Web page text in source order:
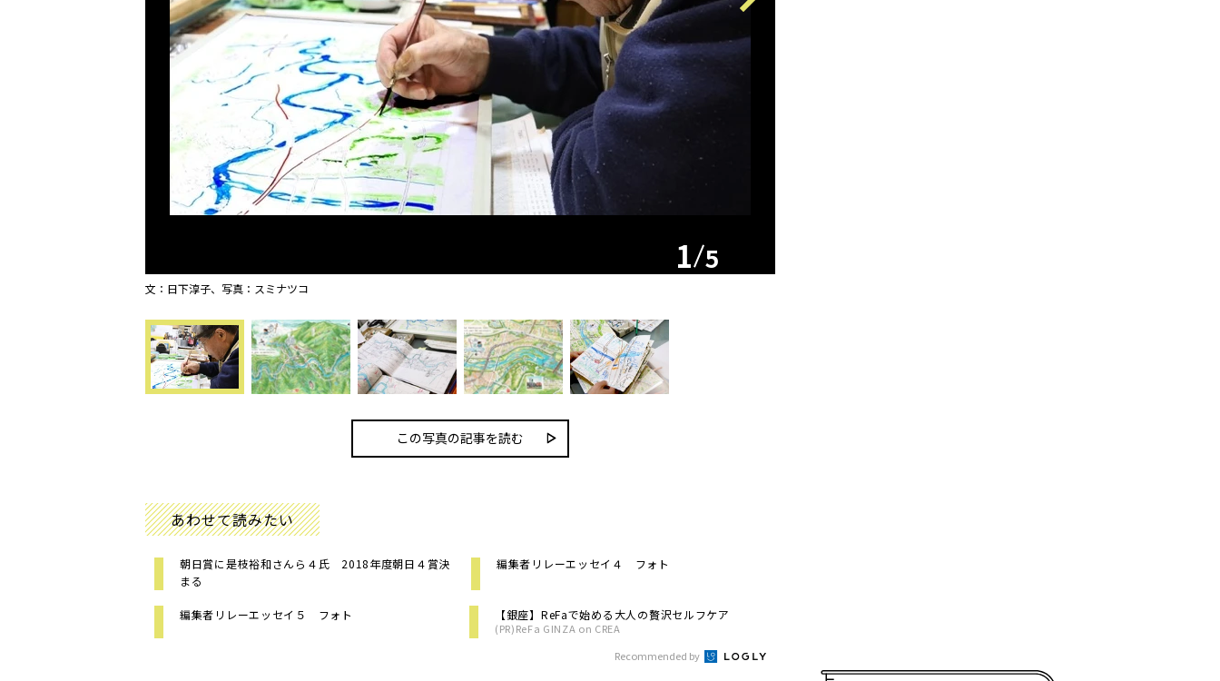
文：日下淳子、写真：スミナツコ
1 5
この写真の記事を読む
あわせて読みたい
朝日賞に是枝裕和さんら４氏 2018年度朝日４賞決
まる
編集者リレーエッセイ４ フォト
編集者リレーエッセイ５ フォト 【銀座】ReFaで始める大人の贅沢セルフケア
(PR)ReFa GINZA on CREA
Recommended by